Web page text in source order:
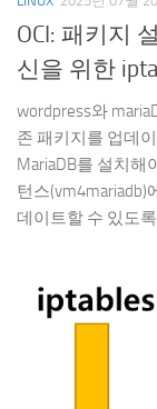
OCI: 패키지
신을 위한
wordpress와
존 패키지를 업데
MariaDB를 설치해
턴스(vm4mariadb)
데이트할 수 있도